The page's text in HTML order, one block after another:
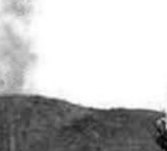
سامو كوستا في معسكر النصر
إنهاء تعاقد سيف الدين الجزيري مع
من هي لوز مينديز زوجة إبراهيم دياز
العراقي يعلن ضم المهاجم